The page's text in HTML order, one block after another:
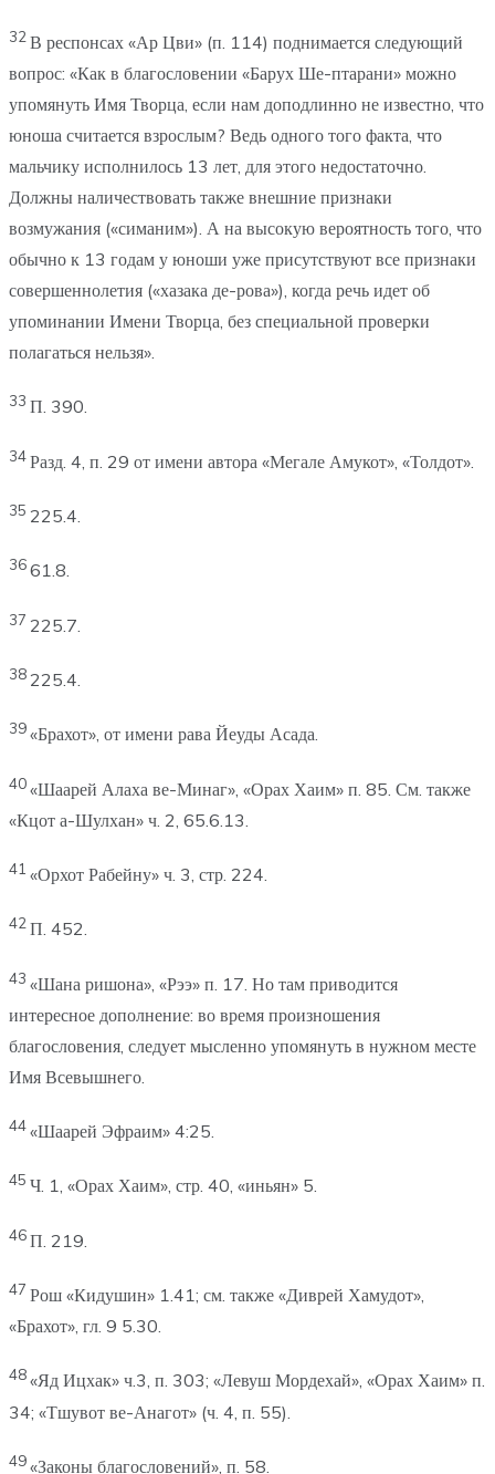
32 В респонсах «Ар Цви» (п. 114) поднимается следующий
вопрос: «Как в благословении «Барух Ше-птарани» можно
упомянуть Имя Творца, если нам доподлинно не известно, что
юноша считается взрослым? Ведь одного того факта, что
мальчику исполнилось 13 лет, для этого недостаточно.
Должны наличествовать также внешние признаки
возмужания («симаним»). А на высокую вероятность того, что
обычно к 13 годам у юноши уже присутствуют все признаки
совершеннолетия («хазака де-рова»), когда речь идет об
упоминании Имени Творца, без специальной проверки
полагаться нельзя».
33 П. 390.
34Разд. 4, п. 29 от имени автора «Мегале Амукот», «Толдот».
35 225.4.
3661.8.
37 225.7.
38 225.4.
39«Брахот», от имени рава Йеуды Асада.
40«Шаарей Алаха ве-Минаг», «Орах Хаим» п. 85. См. также
«Кцот а-Шулхан» ч. 2, 65.6.13.
41 «Орхот Рабейну» ч. 3, стр. 224.
42П. 452.
43 «Шана ришона», «Рээ» п. 17. Но там приводится
интересное дополнение: во время произношения
благословения, следует мысленно упомянуть в нужном месте
Имя Всевышнего.
44«Шаарей Эфраим» 4:25.
45 Ч. 1, «Орах Хаим», стр. 40, «иньян» 5.
46П. 219.
47 Рош «Кидушин» 1.41; см. также «Диврей Хамудот»,
«Брахот», гл. 9 5.30.
48«Яд Ицхак» ч.3, п. 303; «Левуш Мордехай», «Орах Хаим» п.
34; «Тшувот ве-Анагот» (ч. 4, п. 55).
49«Законы благословений», п. 58.